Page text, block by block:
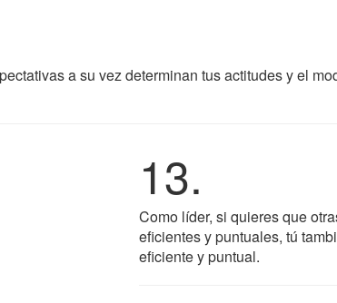
a su vez determinan tus actitudes y el
13.
Como líder, si quieres que
eficientes y puntuales, tú
eficiente y puntual.